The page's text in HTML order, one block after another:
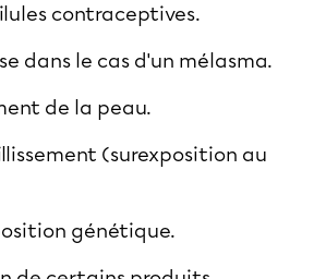
contraceptives.
dans le cas d'un mélasma.
de la peau.
(surexposition au
génétique.